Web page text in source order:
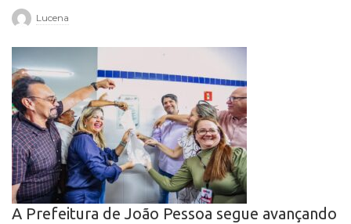
o
Lucena
A Prefeitura de João Pessoa segue avançando